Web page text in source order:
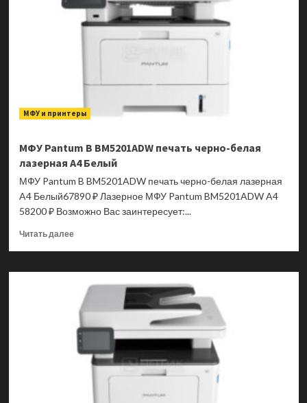
МФУ и принтеры
МФУ Pantum B BM5201ADW печать черно-белая
лазерная A4 Белый
МФУ Pantum B BM5201ADW печать черно-белая лазерная
A4 Белый67890 ₽ Лазерное МФУ Pantum BM5201ADW A4
58200 ₽ Возможно Вас заинтересует:...
Читать далееПрочитать
МФУ
Pantum
BM5201ADW
черно-
белая
лазерная